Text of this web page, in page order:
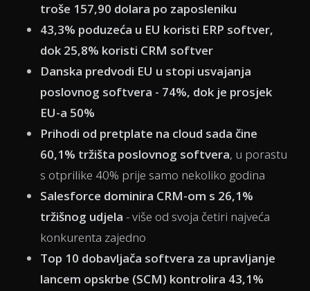
troše 157,90 dolara po zaposleniku
43,3% poduzeća u EU koristi ERP softver,
dok 25,8% koristi CRM softver
Danska predvodi EU u stopi usvajanja
poslovnog softvera - 74%, dok je prosjek
EU-a 50%
Prihodi od pretplate na cloud sada čine
60,1% tržišta poslovnog softvera, u porastu
s otprilike 40% prije samo nekoliko godina
Salesforce dominira CRM-om s 26,1%
tržišnog udjela - više od svoja četiri najveća
konkurenta zajedno
Top 10 dobavljača softvera za upravljanje
lancem opskrbe (SCM) kontrolira 43,1%